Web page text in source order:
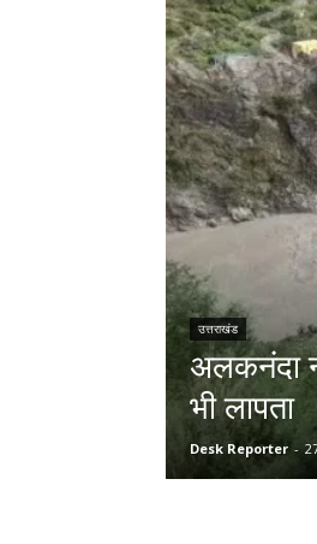
उत्तराखंड
अलकनंदा
भी लापता
Desk Reporter -